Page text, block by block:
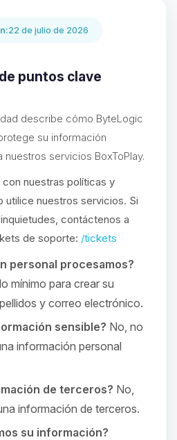
22 de julio de 2026
puntos clave
describe cómo ByteLogic
su información
nuestros servicios BoxToPlay.
nuestras políticas y
utilice nuestros servicios. Si
contáctenos a
de soporte: /tickets
personal procesamos?
mínimo para crear su
y correo electrónico.
sensible? No, no
información personal
de terceros? No,
información de terceros.
su información?